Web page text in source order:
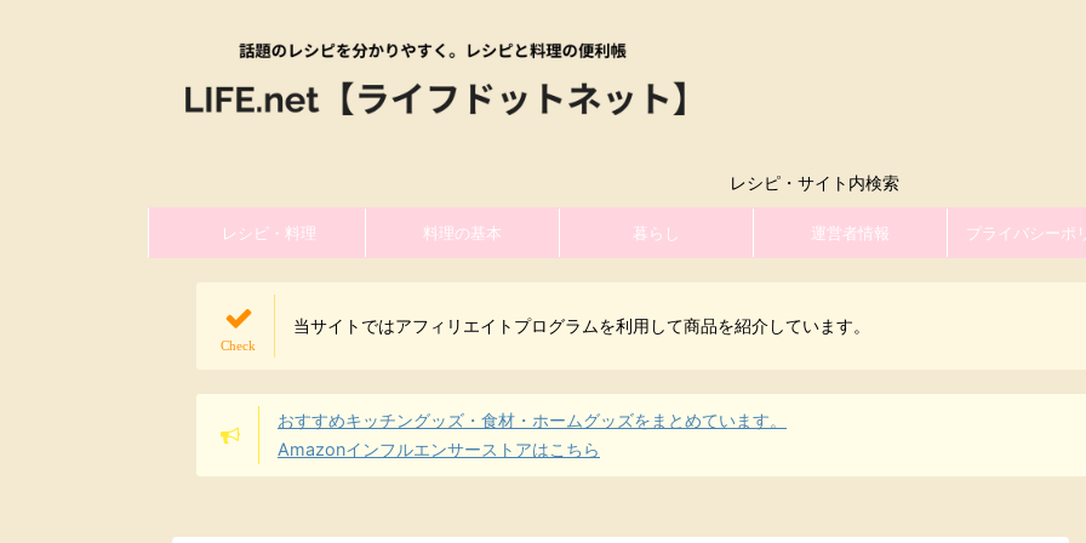
レシピ・サイト内検索
レシピ・料理 料理の基本 暮らし 運営者情報 プライバシーポ
当サイトではアフィリエイトプログラムを利用して商品を紹介しています。
おすすめキッチングッズ・食材・ホームグッズをまとめています。
Amazonインフルエンサーストアはこちら